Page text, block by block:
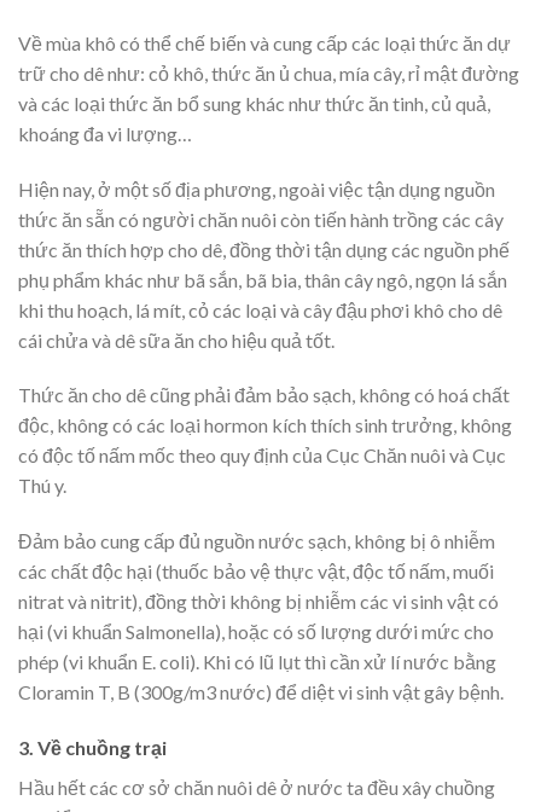
Về mùa khô có thể chế biến và cung cấp các loại thức ăn dự
trữ cho dê như: cỏ khô, thức ăn ủ chua, mía cây, rỉ mật đường
và các loại thức ăn bổ sung khác như thức ăn tinh, củ quả,
khoáng đa vi lượng…
Hiện nay, ở một số địa phương, ngoài việc tận dụng nguồn
thức ăn sẵn có người chăn nuôi còn tiến hành trồng các cây
thức ăn thích hợp cho dê, đồng thời tận dụng các nguồn phế
phụ phẩm khác như bã sắn, bã bia, thân cây ngô, ngọn lá sắn
khi thu hoạch, lá mít, cỏ các loại và cây đậu phơi khô cho dê
cái chửa và dê sữa ăn cho hiệu quả tốt.
Thức ăn cho dê cũng phải đảm bảo sạch, không có hoá chất
độc, không có các loại hormon kích thích sinh trưởng, không
có độc tố nấm mốc theo quy định của Cục Chăn nuôi và Cục
Thú y.
Đảm bảo cung cấp đủ nguồn nước sạch, không bị ô nhiễm
các chất độc hại (thuốc bảo vệ thực vật, độc tố nấm, muối
nitrat và nitrit), đồng thời không bị nhiễm các vi sinh vật có
hại (vi khuẩn Salmonella), hoặc có số lượng dưới mức cho
phép (vi khuẩn E. coli). Khi có lũ lụt thì cần xử lí nước bằng
Cloramin T, B (300g/m3 nước) để diệt vi sinh vật gây bệnh.
3. Về chuồng trại
Hầu hết các cơ sở chăn nuôi dê ở nước ta đều xây chuồng